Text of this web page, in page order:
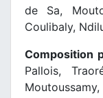
de Sa,
Coulibaly,
Composition
Pallois,